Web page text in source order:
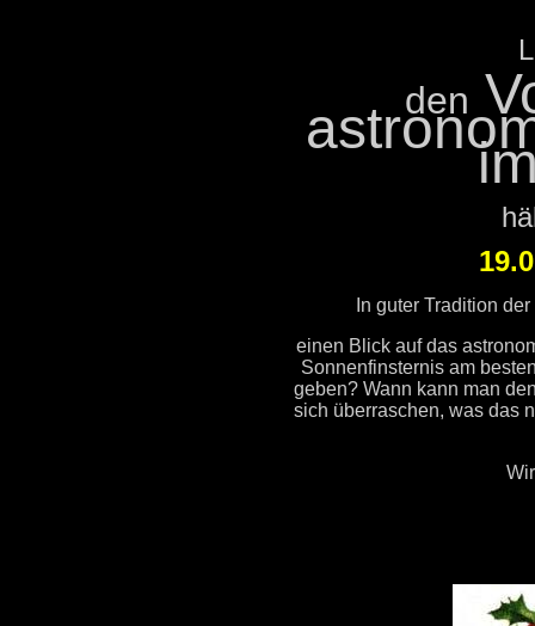
den
In guter Tradition
einen Blick auf das
Sonnenfinsternis am
geben? Wann kann man
sich überraschen, was das